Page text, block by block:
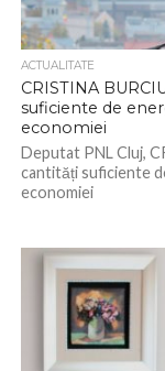
ACTUALITATE
CRISTINA
suficiente de
economiei
Deputat PNL Cluj,
cantități suficiente
economiei